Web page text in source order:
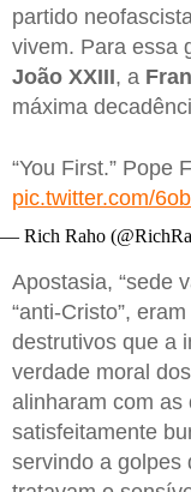
partido
vivem. Para essa
João XXIII, a
máxima
“You First.” Pope
pic.twitter.com/
— Rich Raho
Apostasia, “sede
“anti-Cristo”,
destrutivos que a
verdade moral
alinharam com as
satisfeitamente
servindo a golpes